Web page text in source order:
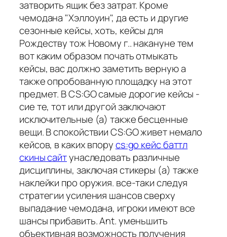
затворить ящик без затрат. Кроме
чемодана "Хэллоуин", да есть и другие
сезонные кейсы, хоть, кейсы для
Рождеству тож Новому г.. накануне тем
вот каким образом почать отмыкать
кейсы, вас должно заметить верную а
также опробованную площадку на этот
предмет. В CS:GO самые дорогие кейсы -
сие те, тот или другой заключают
исключительные (а) также бесценные
вещи. В спокойствии CS:GO живет немало
кейсов, в каких впоруcs:go кейс баттл
скины сайтунаследовать различные
дисциплины, заключая стикеры (а) также
наклейки про оружия. все-таки следуя
стратегии усиления шансов сверху
выпадание чемодана, игроки имеют все
шансы прибавить. Ant. уменьшить
объективная возможность получения